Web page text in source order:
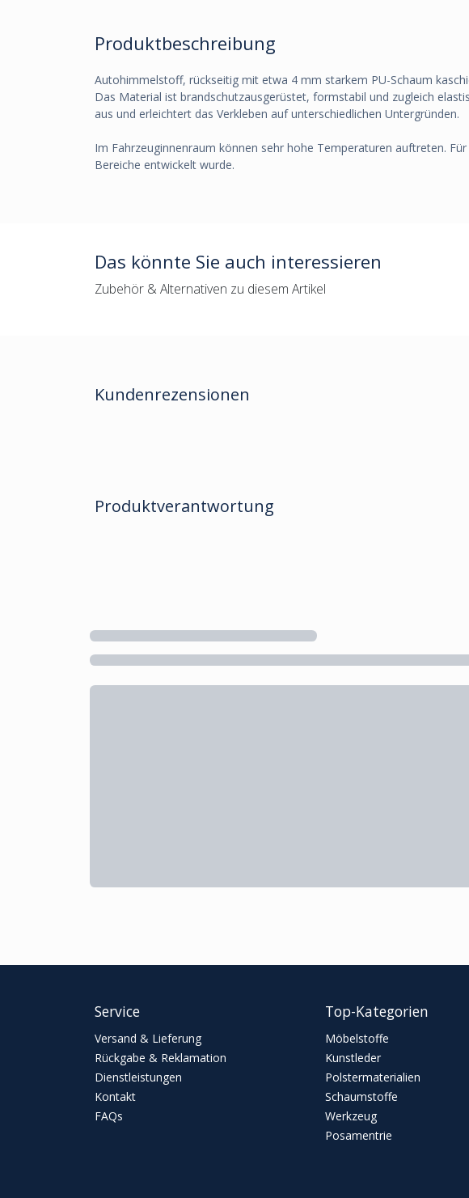
Produktbeschreibung
Autohimmelstoff, rückseitig mit etwa 4 mm starkem PU-Schaum
Das Material ist brandschutzausgerüstet, formstabil und zugleich
aus und erleichtert das Verkleben auf unterschiedlichen Untergründen.
Im Fahrzeuginnenraum können sehr hohe Temperaturen auftreten.
Bereiche entwickelt wurde.
Das könnte Sie auch interessieren
Zubehör & Alternativen zu diesem Artikel
Kundenrezensionen
Produktverantwortung
Service
Versand & Lieferung
Rückgabe & Reklamation
Dienstleistungen
Kontakt
FAQs
Top-Kategorien
Möbelstoffe
Kunstleder
Polstermaterialien
Schaumstoffe
Werkzeug
Posamentrie